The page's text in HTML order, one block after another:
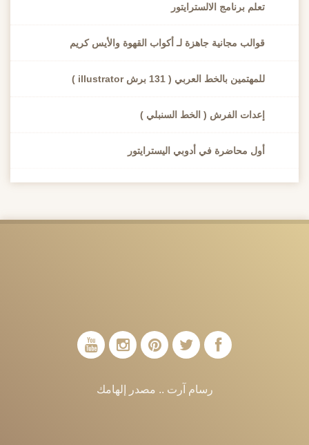
تعلم برنامج الالسترايتور
قوالب مجانية جاهزة لـ أكواب القهوة والأيس كريم
للمهتمين بالخط العربي ( 131 برش illustrator )
إعدات الفرش ( الخط السنبلي )
أول محاضرة في أدوبي اليسترايتور
رسام آرت .. مصدر إلهامك